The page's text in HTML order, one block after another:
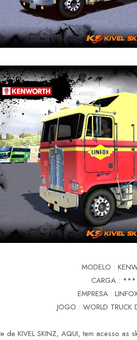
MODELO :
CARGA :
EMPRESA :
JOGO : WORLD TRUCK
de KIVEL SKINZ, AQUI, tem acesso as